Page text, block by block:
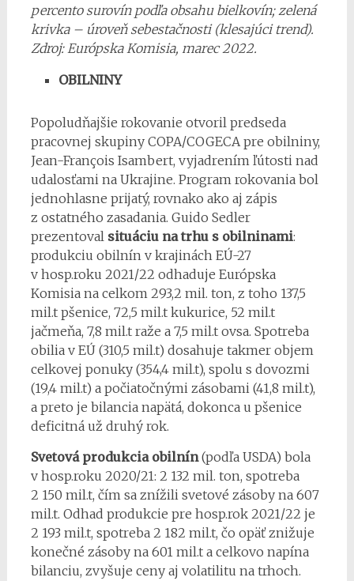
percento surovín podľa obsahu bielkovín; zelená
krivka – úroveň sebestačnosti (klesajúci trend).
Zdroj: Európska Komisia, marec 2022.
OBILNINY
Popoludňajšie rokovanie otvoril predseda
pracovnej skupiny COPA/COGECA pre obilniny,
Jean-François Isambert, vyjadrením ľútosti nad
udalosťami na Ukrajine. Program rokovania bol
jednohlasne prijatý, rovnako ako aj zápis
z ostatného zasadania. Guido Sedler
prezentoval situáciu na trhu s obilninami:
produkciu obilnín v krajinách EÚ-27
v hosp.roku 2021/22 odhaduje Európska
Komisia na celkom 293,2 mil. ton, z toho 137,5
mil.t pšenice, 72,5 mil.t kukurice, 52 mil.t
jačmeňa, 7,8 mil.t raže a 7,5 mil.t ovsa. Spotreba
obilia v EÚ (310,5 mil.t) dosahuje takmer objem
celkovej ponuky (354,4 mil.t), spolu s dovozmi
(19,4 mil.t) a počiatočnými zásobami (41,8 mil.t),
a preto je bilancia napätá, dokonca u pšenice
deficitná už druhý rok.
Svetová produkcia obilnín(podľa USDA) bola
v hosp.roku 2020/21: 2 132 mil. ton, spotreba
2 150 mil.t, čím sa znížili svetové zásoby na 607
mil.t. Odhad produkcie pre hosp.rok 2021/22 je
2 193 mil.t, spotreba 2 182 mil.t, čo opäť znižuje
konečné zásoby na 601 mil.t a celkovo napína
bilanciu, zvyšuje ceny aj volatilitu na trhoch.